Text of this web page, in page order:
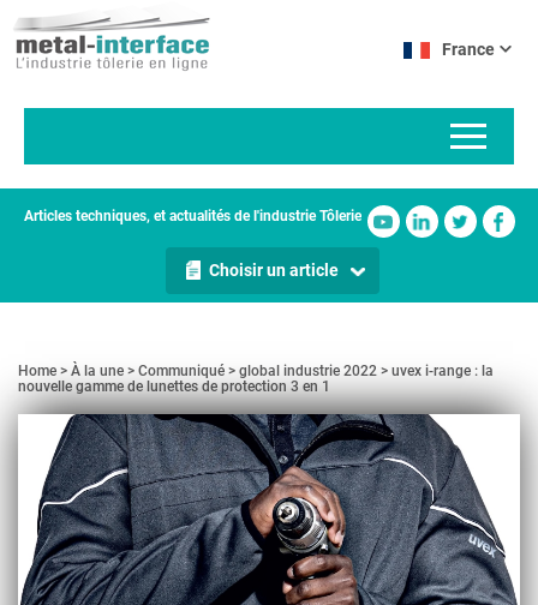
au
contenu
France
Articles techniques, et actualités de l'industrie Tôlerie
Choisir un article
Home À la une Communiqué global industrie 2022
uvex i-range : la
nouvelle gamme de lunettes de protection 3 en 1